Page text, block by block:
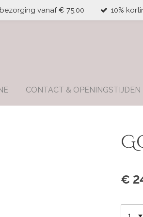
vanaf € 75,00 10%
CONTACT & OPENINGSTIJDEN
€